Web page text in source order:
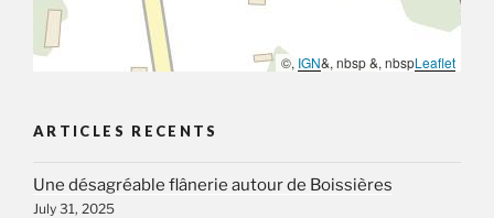
©, IGN&, nbsp &, nbspLeaflet
ARTICLES RECENTS
Une désagréable flânerie autour de Boissières
July 31, 2025